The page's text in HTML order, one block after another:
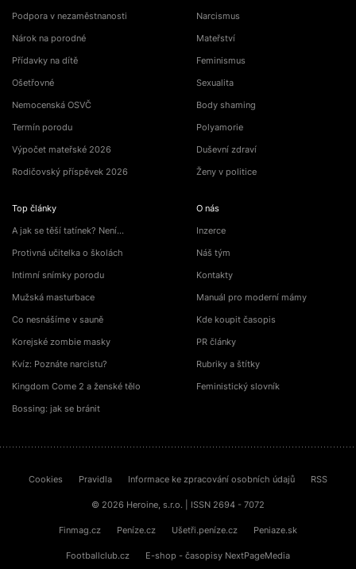
Podpora v nezaměstnanosti
Nárok na porodné
Přídavky na dítě
Ošetřovné
Nemocenská OSVČ
Termín porodu
Výpočet mateřské 2026
Rodičovský příspěvek 2026
Top články
A jak se těší tatínek? Není…
Protivná učitelka o školách
Intimní snímky porodu
Mužská masturbace
Co nesnášíme v sauně
Korejské zombie masky
Kvíz: Poznáte narcistu?
Kingdom Come 2 a ženské tělo
Bossing: jak se bránit
Narcismus
Mateřství
Feminismus
Sexualita
Body shaming
Polyamorie
Duševní zdraví
Ženy v politice
O nás
Inzerce
Náš tým
Kontakty
Manuál pro moderní mámy
Kde koupit časopis
PR články
Rubriky a štítky
Feministický slovník
Cookies Pravidla Informace ke zpracování osobních údajů RSS
© 2026 Heroine, s.r.o. | ISSN 2694 - 7072
Finmag.cz Peníze.cz Ušetři.peníze.cz Peniaze.sk
Footballclub.cz E-shop - časopisy NextPageMedia